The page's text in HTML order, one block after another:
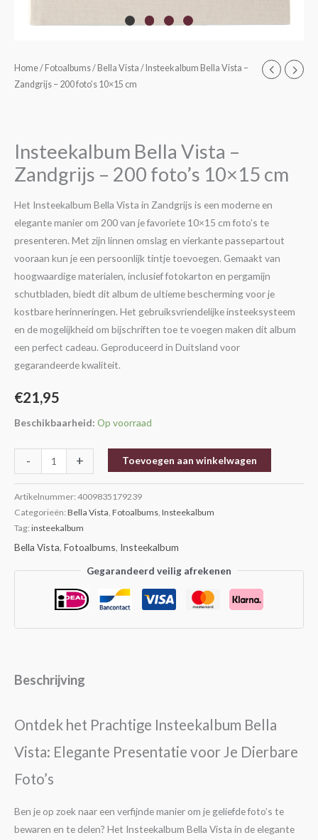
Home/ Fotoalbums/ Bella Vista / Insteekalbum Bella Vista –
Zandgrijs – 200 foto’s 10×15 cm
Insteekalbum Bella Vista –
Zandgrijs – 200 foto’s 10×15 cm
Het Insteekalbum Bella Vista in Zandgrijs is een moderne en
elegante manier om 200 van je favoriete 10×15 cm foto’s te
presenteren. Met zijn linnen omslag en vierkante passepartout
vooraan kun je een persoonlijk tintje toevoegen. Gemaakt van
hoogwaardige materialen, inclusief fotokarton en pergamijn
schutbladen, biedt dit album de ultieme bescherming voor je
kostbare herinneringen. Het gebruiksvriendelijke insteeksysteem
en de mogelijkheid om bijschriften toe te voegen maken dit album
een perfect cadeau. Geproduceerd in Duitsland voor
gegarandeerde kwaliteit.
€21,95
Beschikbaarheid: Op voorraad
-
Insteekalbum
Bella
-
200
10x15
cm
aantal
+ Toevoegen aan winkelwagen
Artikelnummer: 4009835179239
Categorieën: Bella Vista Fotoalbums Insteekalbum
Tag: insteekalbum
Bella Vista, Fotoalbums, Insteekalbum
Gegarandeerd veilig afrekenen
Beschrijving
Ontdek het Prachtige Insteekalbum Bella
Vista: Elegante Presentatie voor Je Dierbare
Foto’s
Ben je op zoek naar een verfijnde manier om je geliefde foto’s te
bewaren en te delen? Het Insteekalbum Bella Vista in de elegante